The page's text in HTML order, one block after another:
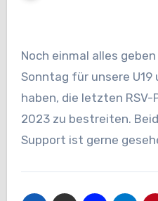
Noch einmal alles geben heißt es Freitag und
Sonntag für unsere U19
haben, die letzten
2023 zu bestreiten.
Support ist gerne